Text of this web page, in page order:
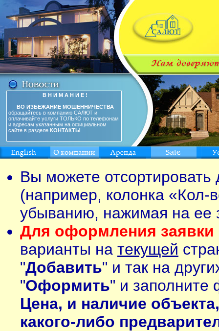
В Н И М А Н И Е !
ВО ИЗБЕЖАНИЕ МОШЕННИЧЕСТВА
обращайтесь в компанию САЛЮТ и
оплачивайте услуги ТОЛЬКО по телефонам
и адресам указанным на официальном
сайте в разделе КОНТАКТЫ
Вы можете
(например, колонка «Кол-
убыванию, нажимая на ее
Для оформления заявки
варианты на текущей
"Добавить" и так на
"Оформить" и заполните
Цена, и наличие
какого-либо